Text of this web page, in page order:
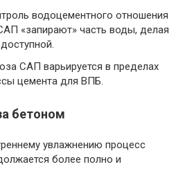
водоцементного отношения
«запирают» часть воды, делая
САП варьируется в пределах
цемента для ВПБ.
бетоном
увлажнению процесс
более полно и